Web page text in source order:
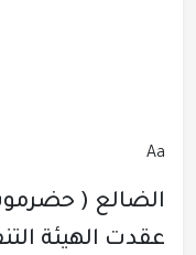
Aa
الضالع ( حضرموت21 )
عقدت الهيئة